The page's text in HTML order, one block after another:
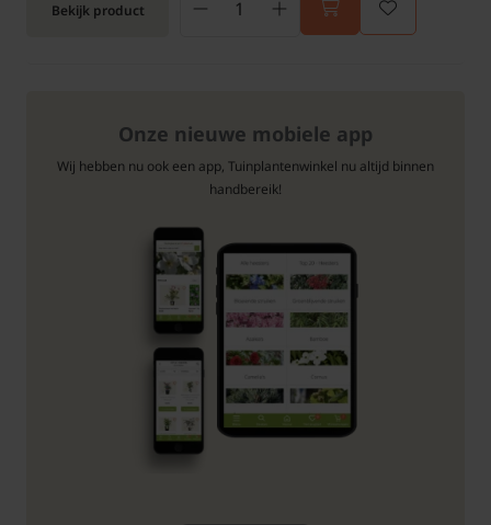
Bekijk product
Onze nieuwe mobiele app
Wij hebben nu ook een app, Tuinplantenwinkel nu altijd binnen
handbereik!